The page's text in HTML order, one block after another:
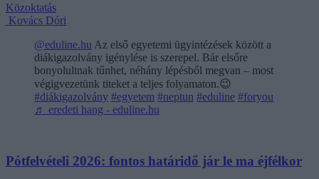
Közoktatás
Kovács Dóri
@eduline.hu Az első egyetemi ügyintézések között a
diákigazolvány igénylése is szerepel. Bár elsőre
bonyolultnak tűnhet, néhány lépésből megvan – most
végigvezetünk titeket a teljes folyamaton.😉
#diákigazolvány #egyetem #neptun #eduline #foryou
♬ eredeti hang - eduline.hu
Pótfelvételi 2026: fontos határidő jár le ma éjfélkor